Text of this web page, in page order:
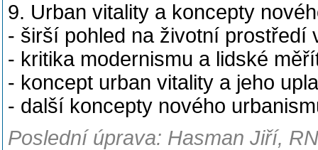
9. Urban vitality a koncepty
- širší pohled na životní prostředí
- kritika modernismu a lidské
- koncept urban vitality a jeho
- další koncepty nového
Poslední úprava: Hasman Jiří,